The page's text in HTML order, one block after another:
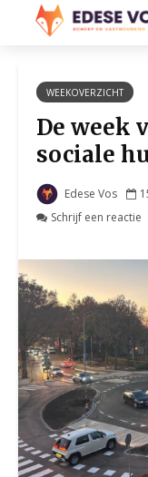
WEEKOVERZICHT
De week
sociale
Edese Vos
Schrijf een reactie